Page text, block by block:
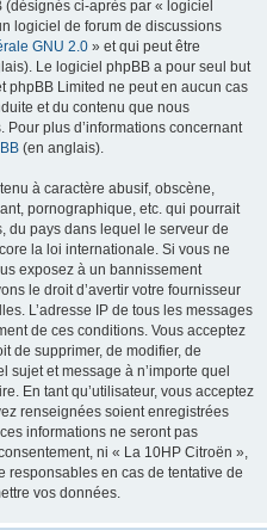
ci-après par « logiciel
logiciel de forum de discussions
GNU 2.0 » et qui peut être
Le logiciel phpBB a pour seul but
phpBB Limited ne peut en aucun cas
et du contenu que nous
Pour plus d’informations concernant
(en anglais).
à caractère abusif, obscène,
pornographique, etc. qui pourrait
du pays dans lequel le serveur de
la loi internationale. Si vous ne
exposez à un bannissement
le droit d’avertir votre fournisseur
L’adresse IP de tous les messages
de ces conditions. Vous acceptez
de supprimer, de modifier, de
sujet et message à n’importe quel
En tant qu’utilisateur, vous acceptez
renseignées soient enregistrées
informations ne seront pas
ni « La 10HP Citroën »,
responsables en cas de tentative de
vos données.